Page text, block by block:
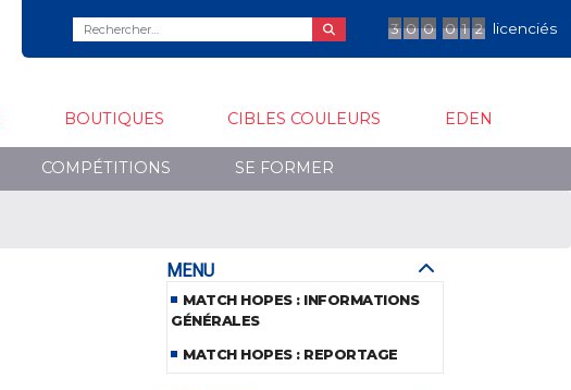
3 0 0 0 1 2 licenciés
BOUTIQUES CIBLES COULEURS EDEN
COMPÉTITIONS SE FORMER
MENU
MATCH HOPES : INFORMATIONS
GÉNÉRALES
MATCH HOPES : REPORTAGE